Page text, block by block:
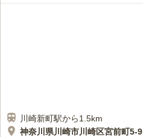
川崎新町駅から1.5km
神奈川県川崎市川崎区宮前町5-9